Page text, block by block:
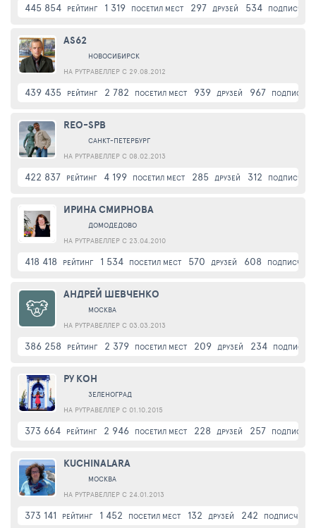
445 854 РЕЙТИНГ 1 319 ПОСЕТИЛ МЕСТ 297 ДРУЗЕЙ 534 ПОДПИСЧИКИ
AS62
НОВОСИБИРСК
НА РУТРАВЕЛЛЕР С 29.08.2012
439 435 РЕЙТИНГ 2 782 ПОСЕТИЛ МЕСТ 939 ДРУЗЕЙ 967
REO-SPB
САНКТ-ПЕТЕРБУРГ
НА РУТРАВЕЛЛЕР С 08.02.2013
422 837 РЕЙТИНГ 4 199 ПОСЕТИЛ МЕСТ 285 ДРУЗЕЙ 312 ПОДПИСЧИКИ
ИРИНА СМИРНОВА
ДОМОДЕДОВО
НА РУТРАВЕЛЛЕР С 23.04.2010
418 418 РЕЙТИНГ 1 534 ПОСЕТИЛ МЕСТ 570 ДРУЗЕЙ 608 ПОДПИСЧИКИ
АНДРЕЙ ШЕВЧЕНКО
МОСКВА
НА РУТРАВЕЛЛЕР С 03.03.2013
386 258 РЕЙТИНГ 2 379 ПОСЕТИЛ МЕСТ 209 ДРУЗЕЙ 234
РУ КОН
ЗЕЛЕНОГРАД
НА РУТРАВЕЛЛЕР С 01.10.2015
373 664 РЕЙТИНГ 2 946 ПОСЕТИЛ МЕСТ 228 ДРУЗЕЙ 257
KUCHINALARA
МОСКВА
НА РУТРАВЕЛЛЕР С 24.01.2013
373 141 РЕЙТИНГ 1 452 ПОСЕТИЛ МЕСТ 132 ДРУЗЕЙ 242 ПОДПИСЧИКИ